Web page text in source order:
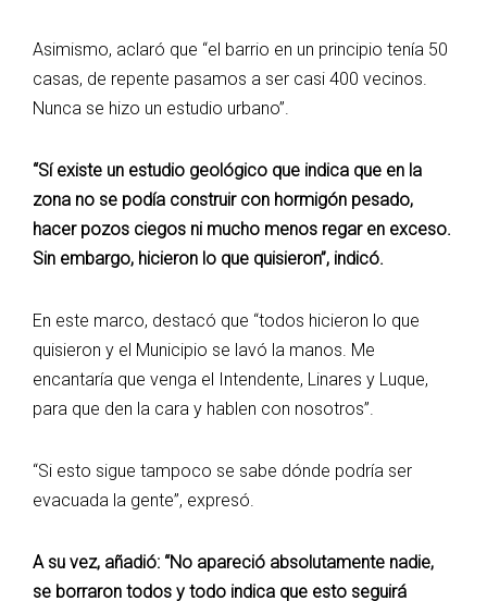
Asimismo, aclaró que “el barrio en un principio tenía 50
casas, de repente pasamos a ser casi 400 vecinos.
Nunca se hizo un estudio urbano”.
“Sí existe un estudio geológico que indica que en la
zona no se podía construir con hormigón pesado,
hacer pozos ciegos ni mucho menos regar en exceso.
Sin embargo, hicieron lo que quisieron”, indicó.
En este marco, destacó que “todos hicieron lo que
quisieron y el Municipio se lavó la manos. Me
encantaría que venga el Intendente, Linares y Luque,
para que den la cara y hablen con nosotros”.
“Si esto sigue tampoco se sabe dónde podría ser
evacuada la gente”, expresó.
A su vez, añadió: “No apareció absolutamente nadie,
se borraron todos y todo indica que esto seguirá